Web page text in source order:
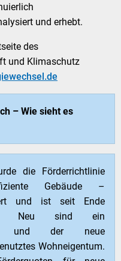
und erhebt.
des
und Klimaschutz
– Wie sieht es
die Förderrichtlinie
Gebäude –
und ist seit Ende
Neu sind ein
und der neue
Wohneigentum.